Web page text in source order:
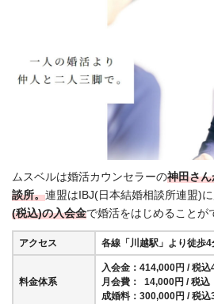
ムスベルは婚活カウンセラーの神田さ
談所。連盟はIBJ(日本結婚相談所連盟)に
(税込)の入会金で婚活をはじめることが
アクセス 各線「川越駅」より徒歩4
料金体系
入会金：414,000円 / 税
月会費： 14,000円 / 税込
成婚料：300,000円 / 税込